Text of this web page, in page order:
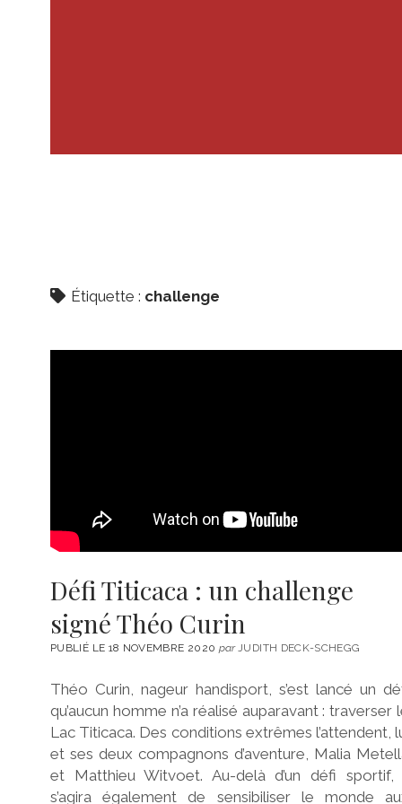
Étiquette : challenge
Défi Titicaca : un challenge
signé Théo Curin
PUBLIÉ LE 18 NOVEMBRE 2020 parJUDITH DECK-SCHEGG
Théo Curin, nageur handisport, s’est lancé un
qu’aucun homme n’a réalisé auparavant : traverser
Lac Titicaca. Des conditions extrêmes l’attendent,
et ses deux compagnons d’aventure, Malia
et Matthieu Witvoet. Au-delà d’un défi sportif,
s’agira également de sensibiliser le monde